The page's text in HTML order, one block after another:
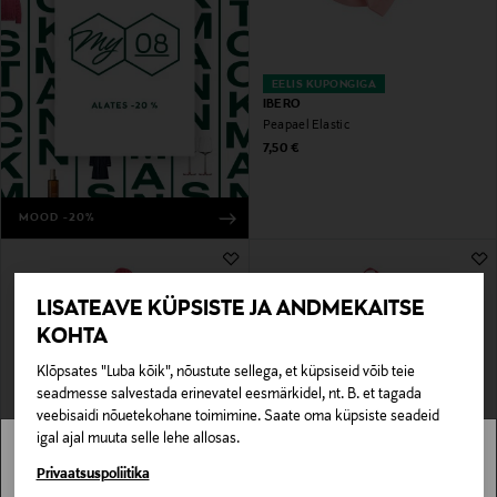
LISATEAVE KÜPSISTE JA ANDMEKAITSE
KOHTA
Klõpsates "Luba kõik", nõustute sellega, et küpsiseid võib teie
seadmesse salvestada erinevatel eesmärkidel, nt. B. et tagada
veebisaidi nõuetekohane toimimine. Saate oma küpsiste seadeid
igal ajal muuta selle lehe allosas.
Privaatsuspoliitika
MOOD -20%
EELIS KUPONGIGA
IBERO
Peapael Elastic
Original Price
7,50 €
ROCKAHULA
Stockmann pole Sinu riigis saadaval.